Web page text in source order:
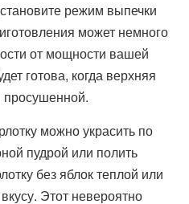
режим выпечки
может немного
от мощности вашей
готова, когда верхняя
просушенной.
можно украсить по
пудрой или полить
без яблок теплой или
Этот невероятно